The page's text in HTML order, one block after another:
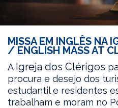
MISSA EM INGLÊS NA
/ ENGLISH MASS AT
A Igreja dos Clérigos
procura e desejo dos
estudantil e residentes
trabalham e moram no